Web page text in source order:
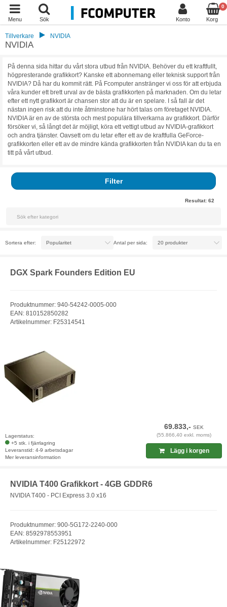
Menu Sök Konto
0
Korg
Tillverkare NVIDIA
NVIDIA
På denna sida hittar du vårt stora utbud från NVIDIA. Behöver du ett kraftfullt,
högpresterande grafikkort? Kanske ett abonnemang eller teknisk support från
NVIDIA? Då har du kommit rätt. På Fcomputer anstränger vi oss för att erbjuda
våra kunder ett brett urval av de bästa grafikkorten på marknaden. Om du letar
efter ett nytt grafikkort är chansen stor att du är en spelare. I så fall är det
nästan ingen risk att du inte åtminstone har hört talas om företaget NVIDIA.
NVIDIA är en av de största och mest populära tillverkarna av grafikkort. Därför
försöker vi, så långt det är möjligt, köra ett vettigt utbud av NVIDIA-grafikkort
och andra tjänster. Oavsett om du letar efter ett av de kraftfulla GeForce-
grafikkorten eller ett av de mindre kända grafikkorten från NVIDIA kan du ta en
titt på vårt utbud.
Filter
Resultat: 62
Sortera efter: Antal per sida:
DGX Spark Founders Edition EU
Produktnummer: 940-54242-0005-000
EAN: 810152850282
Artikelnummer: F25314541
Lagerstatus:
+5 stk. i fjärrlagring
Leveranstid: 4-9 arbetsdagar
Mer leveransinformation
69.833,-SEK
(55.866,40 exkl. moms)
Lägg i korgen
NVIDIA T400 Grafikkort - 4GB GDDR6
NVIDIA T400 - PCI Express 3.0 x16
Produktnummer: 900-5G172-2240-000
EAN: 8592978553951
Artikelnummer: F25122972